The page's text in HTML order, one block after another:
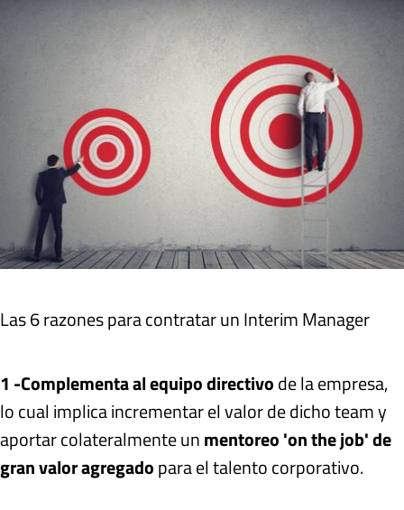
Las 6 razones para contratar un Interim Manager
1 -Complementa al equipo directivode la empresa,
lo cual implica incrementar el valor de dicho team y
aportar colateralmente unmentoreo 'on the job' de
gran valor agregadopara el talento corporativo.